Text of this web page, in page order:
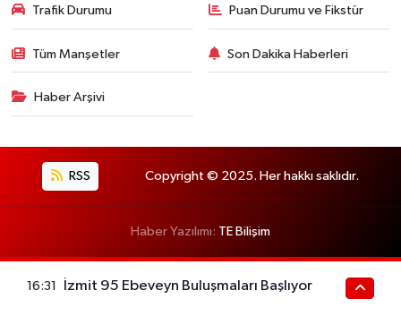
Trafik Durumu Puan Durumu ve Fikstür
Tüm Manşetler Son Dakika Haberleri
Haber Arşivi
RSS Copyright © 2025. Her hakkı saklıdır.
Haber Yazılımı: TE Bilişim
16:31 İzmit 95 Ebeveyn Buluşmaları Başlıyor